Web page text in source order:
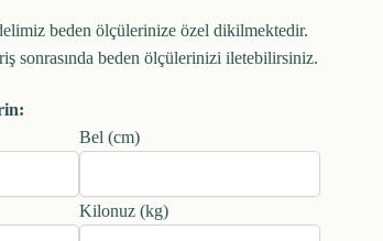
beden ölçülerinize özel dikilmektedir.
sonrasında beden ölçülerinizi iletebilirsiniz.
Bel (cm)
Kilonuz (kg)